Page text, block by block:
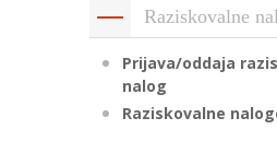
Raziskovalne
Prijava/oddaja
nalog
Raziskovalne